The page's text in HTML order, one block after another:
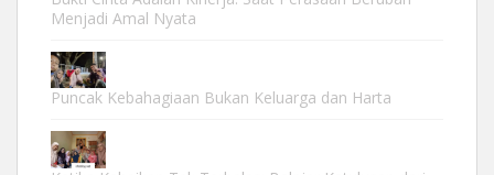
Menjadi Amal Nyata
Puncak Kebahagiaan Bukan Keluarga dan Harta